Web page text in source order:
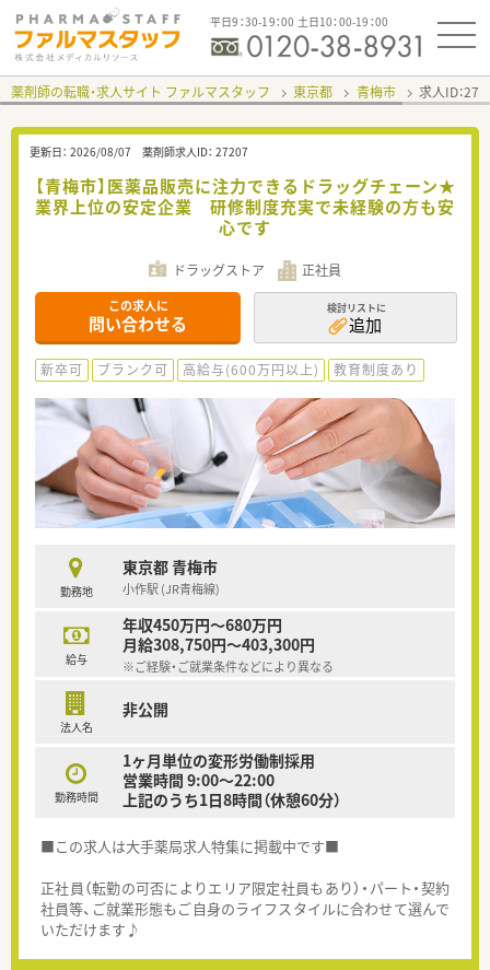
平日9：30-19：00 土日10：00-19：00
薬剤師の転職・求人サイト ファルマスタッフ 東京都 青梅市 求人ID：
更新日： 2026/08/07 薬剤師求人ID： 27207
【青梅市】医薬品販売に注力できるドラッグチェーン★
業界上位の安定企業 研修制度充実で未経験の方も安
心です
ドラッグストア 正社員
この求人に
問い合わせる
検討リストに
追加
新卒可 ブランク可 高給与(600万円以上) 教育制度あり
勤務地
東京都 青梅市
小作駅 (JR青梅線)
給与
年収450万円～680万円
月給308,750円～403,300円
※ご経験・ご就業条件などにより異なる
法人名
非公開
勤務時間
1ヶ月単位の変形労働制採用
営業時間 9:00～22:00
上記のうち1日8時間（休憩60分）
■この求人は大手薬局求人特集に掲載中です■
正社員（転勤の可否によりエリア限定社員もあり）・パート・契約
社員等、ご就業形態もご自身のライフスタイルに合わせて選んで
いただけます♪